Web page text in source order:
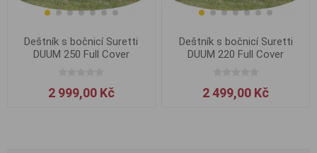
Deštník s bočnicí Suretti
DUUM 250 Full Cover
2 999,00 Kč
Deštník s bočnicí Suretti
DUUM 220 Full Cover
2 499,00 Kč